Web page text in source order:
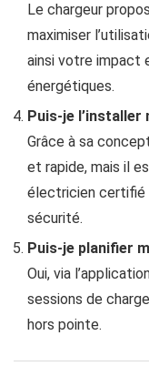
Le chargeur
maximiser
ainsi votre impact
énergétiques.
Puis-je l’installer
Grâce à sa
et rapide, mais il
électricien certifié
sécurité.
Puis-je planifier
Oui, via
sessions de
hors pointe.